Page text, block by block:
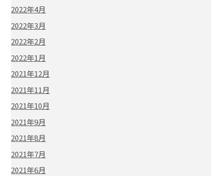
2022年4月
2022年3月
2022年2月
2022年1月
2021年12月
2021年11月
2021年10月
2021年9月
2021年8月
2021年7月
2021年6月